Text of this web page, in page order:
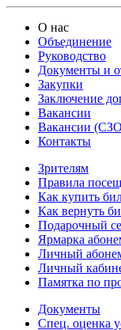
О нас
Объединение
Руководство
Документы и
Закупки
Заключение
Вакансии
Вакансии
Контакты
Зрителям
Правила
Как купить
Как вернуть
Подарочный
Ярмарка
Личный
Личный
Памятка по
Документы
Спец. оценка